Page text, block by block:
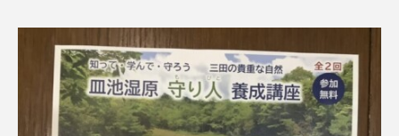
ROKKO森の音ミュージアム
SAKDAC HARMO
SANDA ORGANIC VILLAGE MEETINGのつながるラジオ